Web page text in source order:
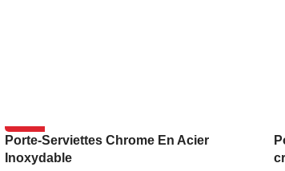
-41%
Porte-Serviettes Chrome En Acier
Inoxydable